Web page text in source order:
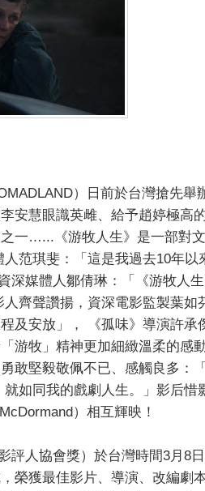
）日前於台灣搶先舉
安慧眼識英雌、給予趙婷極高
一…...《游牧人生》是一部對
范琪斐：「這是我過去10年以
深媒體人鄒倩琳：「《游牧人
齊聲讚揚，資深電影監製葉如
及安放」， 《孤味》導演許承
游牧」精神更加細緻溫柔的感
敢堅毅敬佩不已、感觸良多：
如同我的戲劇人生。」影后惜
）相互輝映！
評人協會獎）於台灣時間3月8
榮獲最佳影片、導演、改編劇